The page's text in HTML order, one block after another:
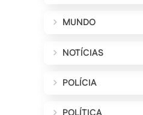
MUNDO
NOTÍCIAS
POLÍCIA